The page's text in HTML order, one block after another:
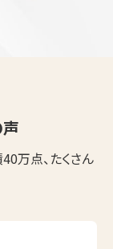
万点、たくさん